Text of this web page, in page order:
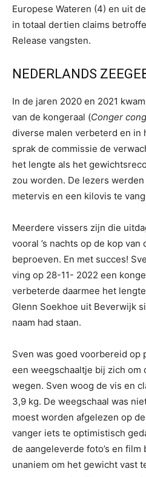
Europese Wateren (4) en uit
in totaal dertien claims
Release vangsten.
NEDERLANDS
In de jaren 2020 en 2021
van de kongeraal (Conger
diverse malen verbeterd en in
sprak de commissie de
het lengte als het
zou worden. De lezers
metervis en een kilovis te
Meerdere vissers zijn die
vooral ’s nachts op de kop
beproeven. En met succes!
ving op 28-11- 2022 een
verbeterde daarmee het
Glenn Soekhoe uit Beverwijk
naam had staan.
Sven was goed voorbereid op
een weegschaaltje bij zich om
wegen. Sven woog de vis en
3,9 kg. De weegschaal was
moest worden afgelezen op
vanger iets te optimistisch
de aangeleverde foto’s en
unaniem om het gewicht vast